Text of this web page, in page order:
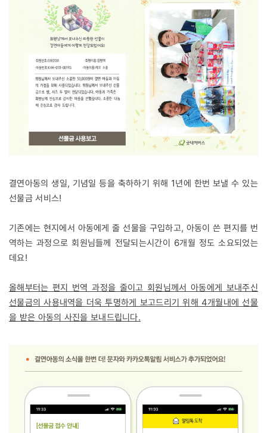
결연아동의 생일, 기념일 등을 축하하기 위해 1년에 한번 보낼 수 있는
선물금 서비스!
기존에는 현지에서 아동에게 줄 선물을 구입하고, 아동이 쓴 편지를 번
역하는 과정으로 회원님들께 전달되는시간이 6개월 정도 소요되었는
데요!
올해부터는 편지 번역 과정을 줄이고 회원님께서 아동에게 보내주신
선물금의 사용내역을 더욱 투명하게 보고드리기 위해 4개월내에 선물
을 받은 아동의 사진을 보내드립니다.